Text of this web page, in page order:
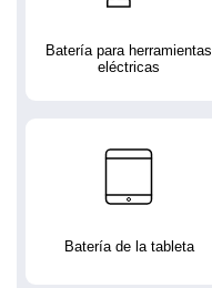
Batería para herramientas
eléctricas
Batería de la tableta